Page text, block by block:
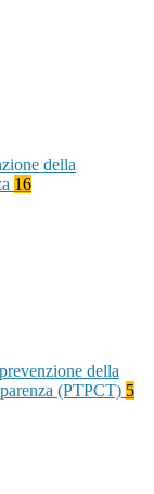
della
16
della
(PTPCT) 5